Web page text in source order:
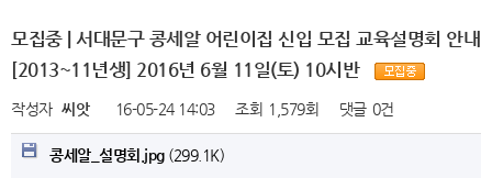
하위메뉴
하위메뉴
터전 소식
알리고 싶어요
모집중 | 서대문구 콩세알 어린이집 신입 모집 교육설명회 안내
[2013~11년생] 2016년 6월 11일(토) 10시반
작성자 씨앗 16-05-24 14:03 조회 1,579회 댓글 0건
콩세알_설명회.jpg(299.1K)